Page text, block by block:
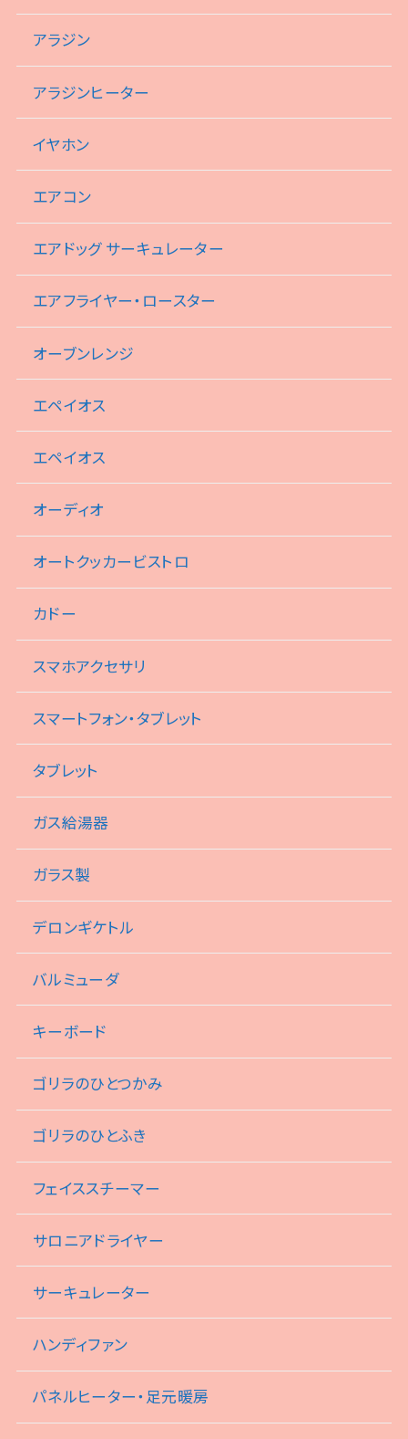
アラジン
アラジンヒーター
イヤホン
エアコン
エアドッグ サーキュレーター
エアフライヤー・ロースター
オーブンレンジ
エペイオス
エペイオス
オーディオ
オートクッカービストロ
カドー
スマホアクセサリ
スマートフォン・タブレット
タブレット
ガス給湯器
ガラス製
デロンギケトル
バルミューダ
キーボード
ゴリラのひとつかみ
ゴリラのひとふき
フェイススチーマー
サロニアドライヤー
サーキュレーター
ハンディファン
パネルヒーター・足元暖房